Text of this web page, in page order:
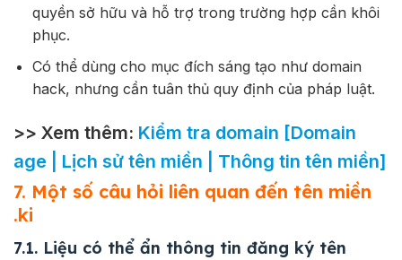
quyền sở hữu và hỗ trợ trong trường hợp cần khôi
phục.
Có thể dùng cho mục đích sáng tạo như domain
hack, nhưng cần tuân thủ quy định của pháp luật.
>> Xem thêm: Kiểm tra domain [Domain
age | Lịch sử tên miền | Thông tin tên miền]
7. Một số câu hỏi liên quan đến tên miền
.ki
7.1. Liệu có thể ẩn thông tin đăng ký tên